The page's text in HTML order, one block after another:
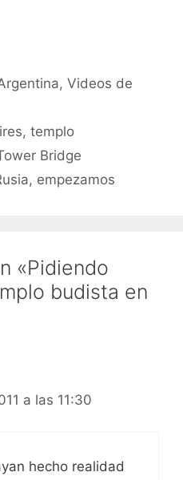
,Videos de
,templo
Bridge
empezamos
«Pidiendo
budista en
a las 11:30
hecho realidad